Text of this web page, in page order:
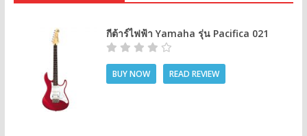
กีต้าร์ไฟฟ้า Yamaha รุ่น Pacifica 021
BUY NOW READ REVIEW